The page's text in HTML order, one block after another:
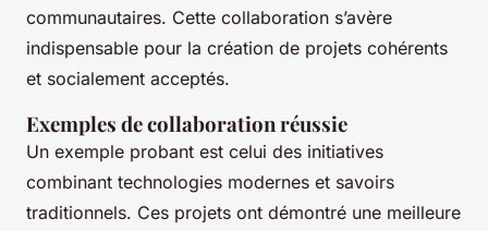
communautaires. Cette collaboration s’avère
indispensable pour la création de projets cohérents
et socialement acceptés.
Exemples de collaboration réussie
Un exemple probant est celui des initiatives
combinant technologies modernes et savoirs
traditionnels. Ces projets ont démontré une meilleure